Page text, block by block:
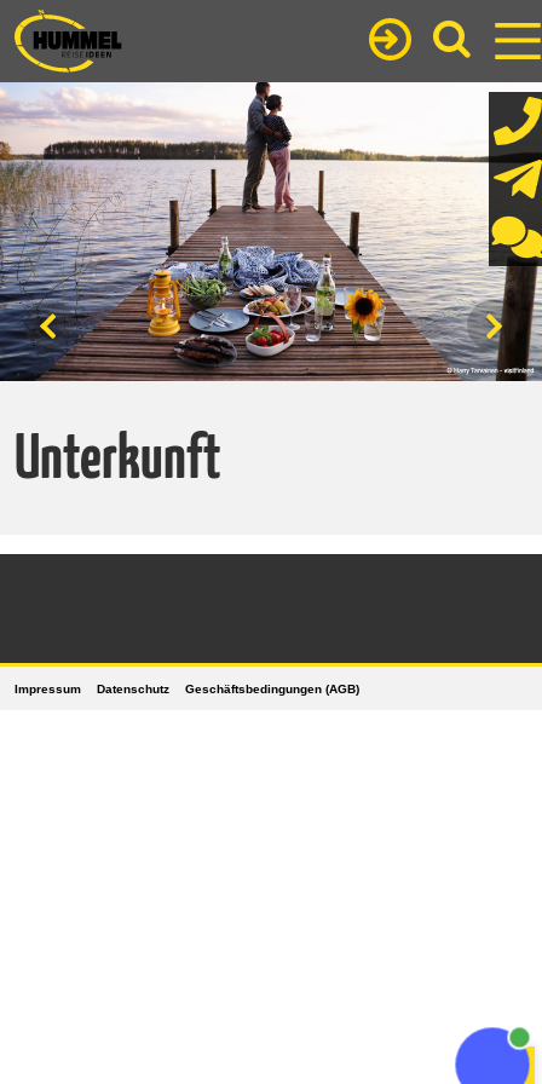
Unterkunft
Impressum Datenschutz Geschäftsbedingungen (AGB)